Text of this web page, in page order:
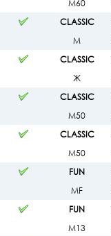
М60
CLASSIC
М
CLASSIC
Ж
CLASSIC
М50
CLASSIC
М50
FUN
МF
FUN
М13